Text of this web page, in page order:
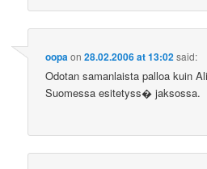
oopaon28.02.2006 at 13:02said:
Odotan samanlaista palloa kuin
Suomessa esitetyss� jaksossa.